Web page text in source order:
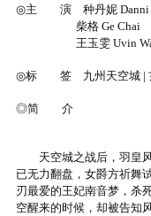
◎主 演 种丹妮 Danni
柴格 Ge Chai
王玉雯 Uvin
◎标 签 九州天空城 | 玄
◎简 介
天空城之战后，羽皇风
已无力翻盘，女爵方祈舞
刃最爱的王妃南音梦，杀
空醒来的时候，却被告知